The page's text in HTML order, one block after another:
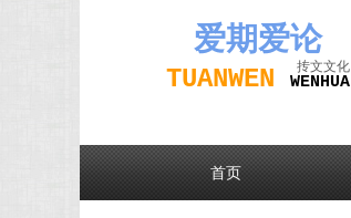
爱期爱论
TUANWEN WENHUA
抟文文化
首页